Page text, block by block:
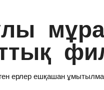
ерлер ешқашан